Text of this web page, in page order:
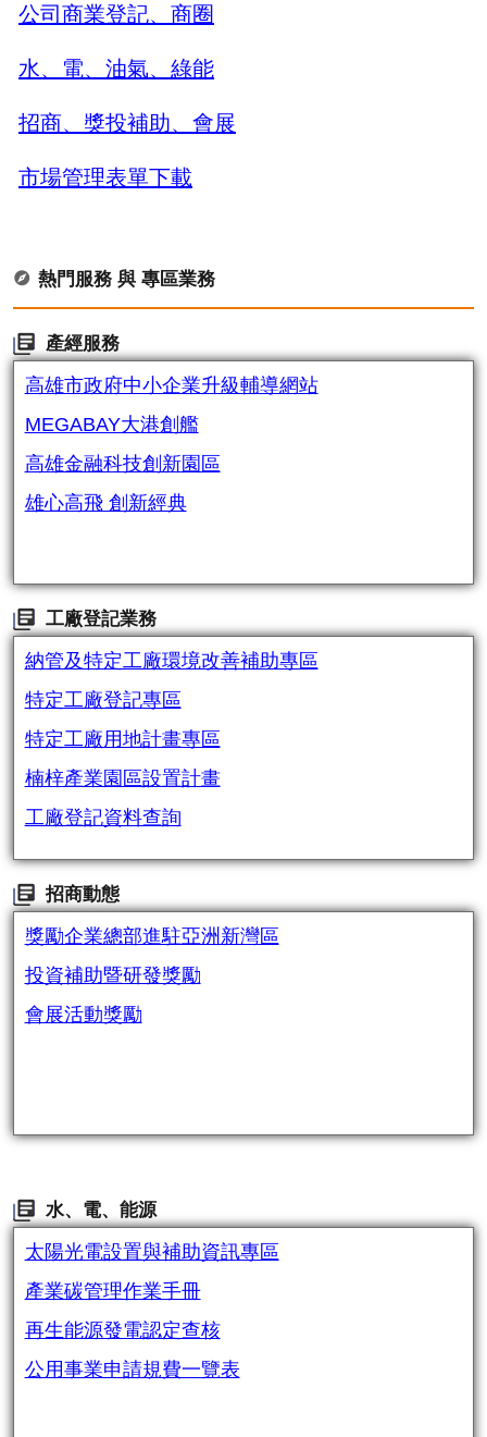
公司商業登記、商圈
水、電、油氣、綠能
招商、獎投補助、會展
市場管理表單下載
熱門服務 與 專區業務
產經服務
高雄市政府中小企業升級輔導網站
MEGABAY大港創艦
高雄金融科技創新園區
雄心高飛 創新經典
工廠登記業務
納管及特定工廠環境改善補助專區
特定工廠登記專區
特定工廠用地計畫專區
楠梓產業園區設置計畫
工廠登記資料查詢
招商動態
獎勵企業總部進駐亞洲新灣區
投資補助暨研發獎勵
會展活動獎勵
水、電、能源
太陽光電設置與補助資訊專區
產業碳管理作業手冊
再生能源發電認定查核
公用事業申請規費一覽表